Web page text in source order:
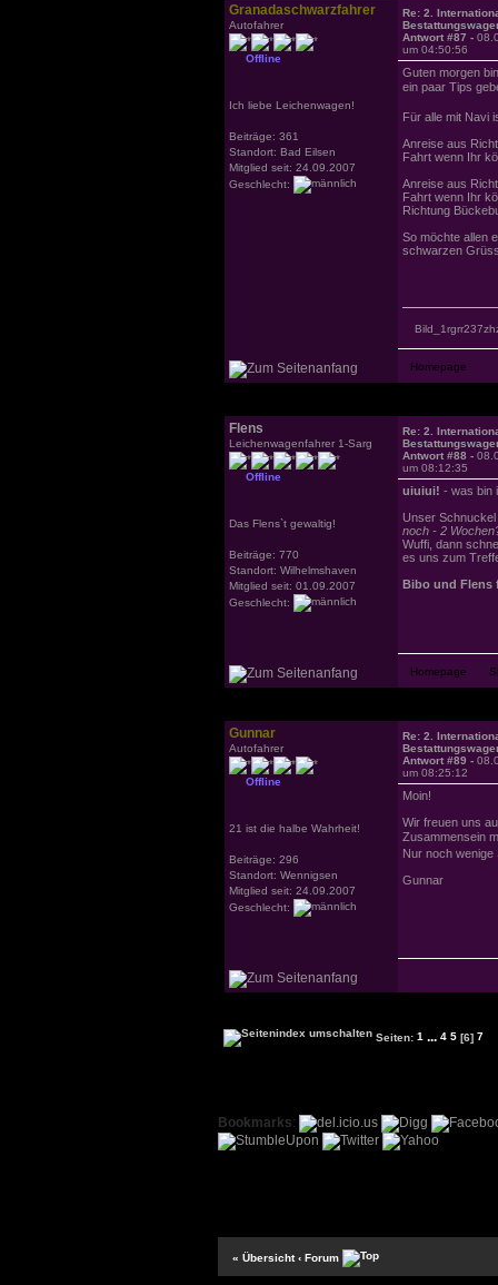
Granadaschwarzfahrer
Autofahrer
Offline
Ich liebe Leichenwagen!
Beiträge: 361
Standort: Bad Eilsen
Mitglied seit: 24.09.2007
Geschlecht:
Re: 2.
Antwort #87 -
um 04:50:56
Guten morgen
ein paar Tips
Für alle mit Navi
Anreise aus
Fahrt wenn Ihr
Anreise aus
Fahrt wenn Ihr
Richtung
So möchte allen
schwarzen
Flens
Leichenwagenfahrer 1-Sarg
Offline
Das Flens`t gewaltig!
Beiträge: 770
Standort: Wilhelmshaven
Mitglied seit: 01.09.2007
Geschlecht:
Re: 2.
Antwort #88 -
um 08:12:35
uiuiui! - was bin
Unser
noch - 2
Wuffi, dann
es uns zum
Bibo und Flens
Gunnar
Autofahrer
Offline
21 ist die halbe Wahrheit!
Beiträge: 296
Standort: Wennigsen
Mitglied seit: 24.09.2007
Geschlecht:
Re: 2.
Antwort #89 -
um 08:25:12
Moin!
Wir freuen uns
Zusammensein
Nur noch wenige
Gunnar
Seiten: 1 ... 4 5 [6] 7
Bookmarks:
« Übersicht ‹ Forum